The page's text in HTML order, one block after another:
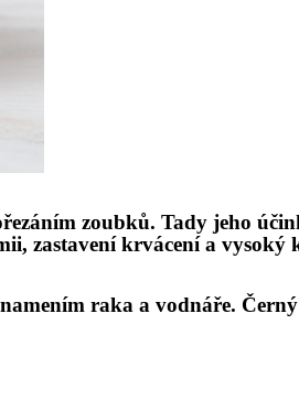
m zoubků. Tady jeho
zastavení krvácení a vysoký
raka a vodnáře.